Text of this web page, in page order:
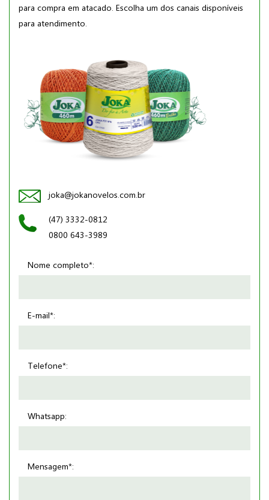
para compra em atacado. Escolha um dos canais disponíveis
para atendimento.
joka@jokanovelos.com.br
(47) 3332-0812
0800 643-3989
Nome completo*:
E-mail*:
Telefone*:
Whatsapp:
Mensagem*: